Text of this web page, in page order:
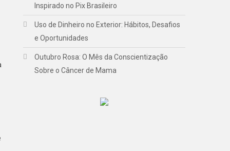
Inspirado no Pix Brasileiro
Uso de Dinheiro no Exterior: Hábitos, Desafios
e Oportunidades
Outubro Rosa: O Mês da Conscientização
Sobre o Câncer de Mama